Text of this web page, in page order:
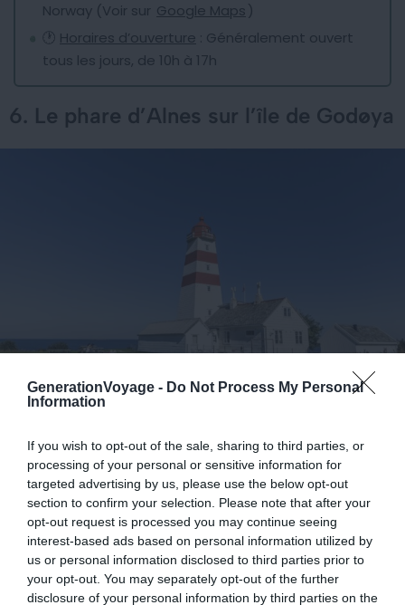
GenerationVoyage - Do Not Process My Personal
Information
If you wish to opt-out of the sale, sharing to third parties, or
processing of your personal or sensitive information for
targeted advertising by us, please use the below opt-out
section to confirm your selection. Please note that after your
opt-out request is processed you may continue seeing
interest-based ads based on personal information utilized by
us or personal information disclosed to third parties prior to
your opt-out. You may separately opt-out of the further
disclosure of your personal information by third parties on the
Norway (Voir sur Google Maps)
🕐 Horaires d’ouverture : Généralement ouvert
tous les jours, de 10h à 17h
6. Le phare d’Alnes sur l’île de Godøya
Pourquoi nous l’avons sélectionné :À 30 minutes du
centre, cette île offre plages, randonnées et un phare
pittoresque du XIXe siècle, parfait pour les amateurs de
paysages maritimes.
Pour en savoir plus :Située à l’ouest d’Ålesund, Godøya